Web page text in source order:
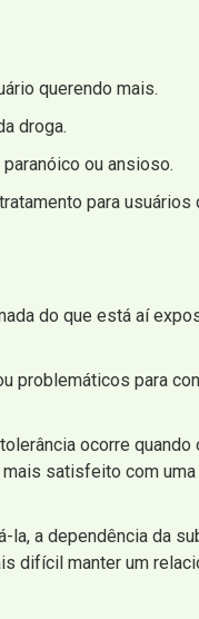
querendo mais.
droga.
ou ansioso.
para usuários
do que está aí
problemáticos para
ocorre quando
satisfeito com
la, a dependência da
difícil manter um